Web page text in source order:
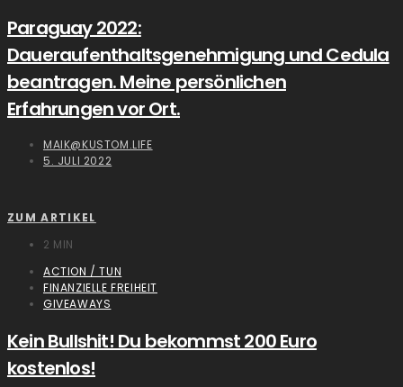
Paraguay 2022:
Daueraufenthaltsgenehmigung und Cedula
beantragen. Meine persönlichen
Erfahrungen vor Ort.
MAIK@KUSTOM.LIFE
5. JULI 2022
ZUM ARTIKEL
2 MIN
ACTION / TUN
FINANZIELLE FREIHEIT
GIVEAWAYS
Kein Bullshit! Du bekommst 200 Euro
kostenlos!